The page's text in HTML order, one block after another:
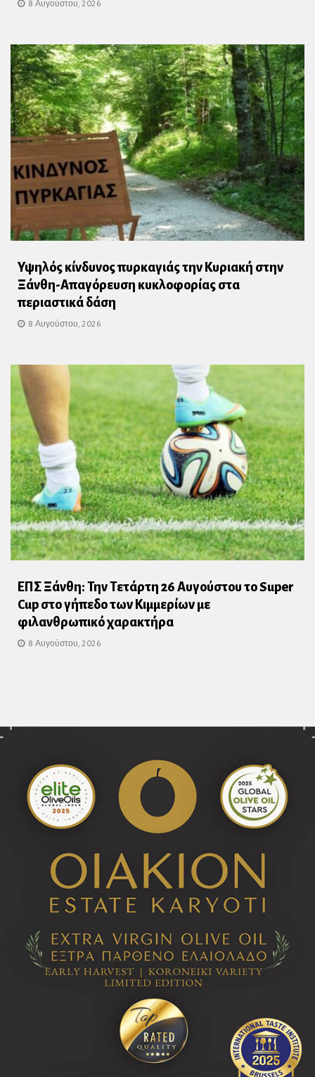
8 Αυγούστου, 2026
Υψηλός κίνδυνος πυρκαγιάς την Κυριακή στην
Ξάνθη-Απαγόρευση κυκλοφορίας στα
περιαστικά δάση
8 Αυγούστου, 2026
ΕΠΣ Ξάνθη: Την Τετάρτη 26 Αυγούστου το Super
Cup στο γήπεδο των Κιμμερίων με
φιλανθρωπικό χαρακτήρα
8 Αυγούστου, 2026